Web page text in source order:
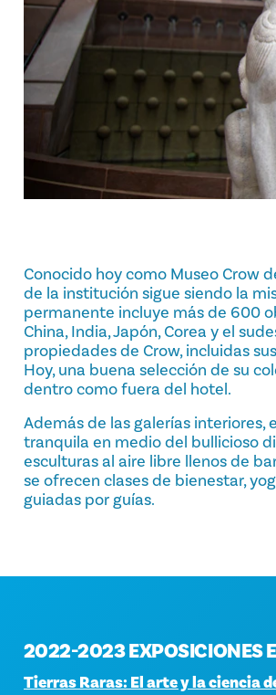
Conocido hoy como Museo Crow
de la institución sigue siendo la
permanente incluye más de 600
China, India, Japón, Corea y el
propiedades de Crow, incluidas
Hoy, una buena selección de su
dentro como fuera del hotel.
Además de las galerías interiores,
tranquila en medio del bullicioso
esculturas al aire libre llenos de
se ofrecen clases de bienestar,
guiadas por guías.
2022-2023 EXPOSICIONES
Tierras Raras: El arte y la ciencia